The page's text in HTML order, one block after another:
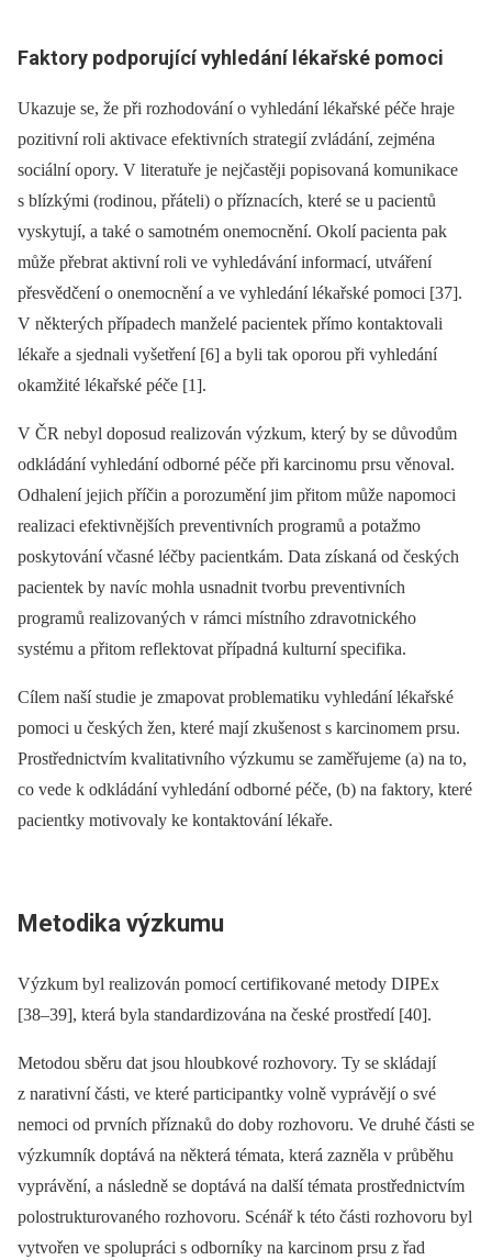
Faktory podporující vyhledání lékařské pomoci
Ukazuje se, že při rozhodování o vyhledání lékařské péče hraje
pozitivní roli aktivace efektivních strategií zvládání, zejména
sociální opory. V literatuře je nejčastěji popisovaná komunikace
s blízkými (rodinou, přáteli) o příznacích, které se u pacientů
vyskytují, a také o samotném onemocnění. Okolí pacienta pak
může přebrat aktivní roli ve vyhledávání informací, utváření
přesvědčení o onemocnění a ve vyhledání lékařské pomoci [37].
V ně­kte­rých případech manželé pacientek přímo kontaktovali
lékaře a sjednali vyšetření [6] a byli tak oporou při vyhledání
okamžité lékařské péče [1].
V ČR nebyl doposud realizován výzkum, který by se důvodům
odkládání vyhledání odborné péče při karcinomu prsu věnoval.
Odhalení jejich příčin a porozumění jim přitom může napomoci
realizaci efektivnějších preventivních programů a potažmo
poskytování včasné léčby pacientkám. Data získaná od českých
pacientek by navíc mohla usnadnit tvorbu preventivních
programů realizovaných v rámci místního zdravotnického
systému a přitom reflektovat případná kulturní specifika.
Cílem naší studie je zmapovat problematiku vyhledání lékařské
pomoci u českých žen, které mají zkušenost s karcinomem prsu.
Prostřednictvím kvalitativního výzkumu se zaměřujeme (a) na to,
co vede k odkládání vyhledání odborné péče, (b) na faktory, které
pacientky motivovaly ke kontaktování lékaře.
Metodika výzkumu
Výzkum byl realizován pomocí certifikované metody DIPEx
[38–39], která byla standardizována na české prostředí [40].
Metodou sběru dat jsou hloubkové rozhovory. Ty se skládají
z narativní části, ve které participantky volně vyprávějí o své
nemoci od prvních příznaků do doby rozhovoru. Ve druhé části se
výzkumník doptává na ně­kte­rá témata, která zazněla v průběhu
vyprávění, a následně se doptává na další témata prostřednictvím
polostrukturovaného rozhovoru. Scénář k této části rozhovoru byl
vytvořen ve spolupráci s odborníky na karcinom prsu z řad